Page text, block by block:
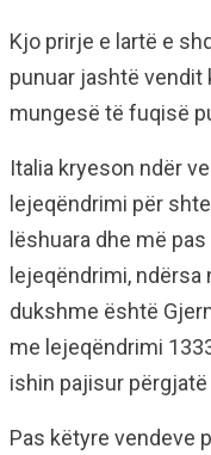
Kjo prirje e lartë e
punuar jashtë vendit
mungesë të fuqisë
Italia kryeson ndër
lejeqëndrimi për
lëshuara dhe më
lejeqëndrimi, ndërsa
dukshme është
me lejeqëndrimi
ishin pajisur
Pas këtyre vendeve